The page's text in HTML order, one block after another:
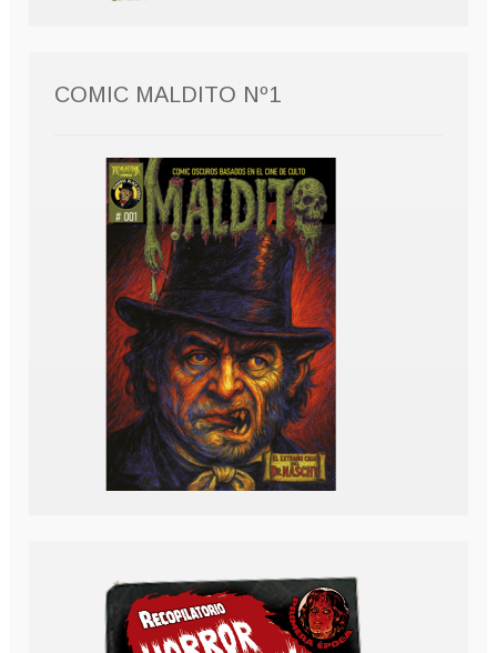
COMIC MALDITO Nº1